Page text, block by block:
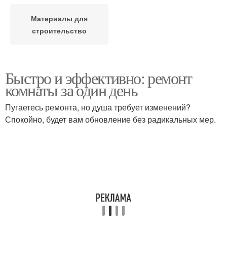
Материалы для
строительство
Быстро и эффективно: ремонт
комнаты за один день
Пугаетесь ремонта, но душа требует изменений?
Спокойно, будет вам обновление без радикальных мер.